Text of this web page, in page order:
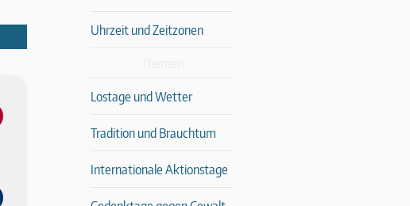
Uhrzeit und Zeitzonen
Lostage und Wetter
Tradition und Brauchtum
Internationale Aktionstage